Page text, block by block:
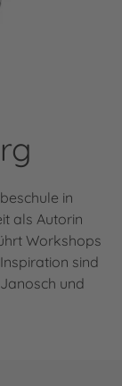
in
als Autorin
Workshops
sind
und